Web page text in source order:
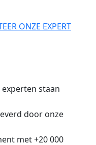
ONZE EXPERT
staan
door onze
met +20 000